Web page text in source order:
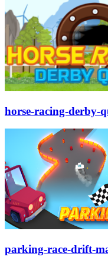
horse-racing-derby-
parking-race-drift-